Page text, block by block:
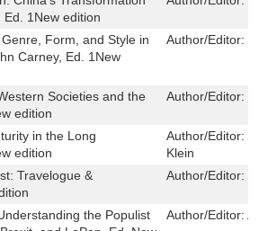
1New edition
Form, and Style in
Carney, Ed. 1New
Author/Editor:
Societies and the
edition
Author/Editor:
in the Long
edition
Author/Editor:
Klein
Travelogue &
Author/Editor:
the Populist
Author/Editor: